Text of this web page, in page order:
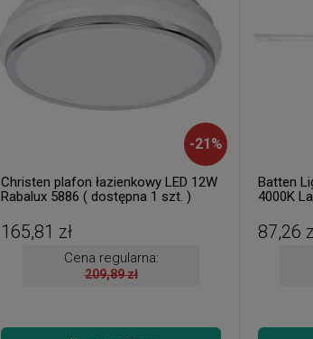
-21 %
Christen plafon łazienkowy LED 12W
Rabalux 5886 ( dostępna 1 szt. )
165,81 zł
Cena regularna:
209,89 zł
Batten
4000K
Wysyłka
87,26